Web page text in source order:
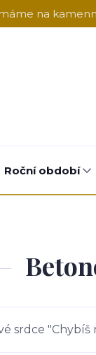
na
Roční období